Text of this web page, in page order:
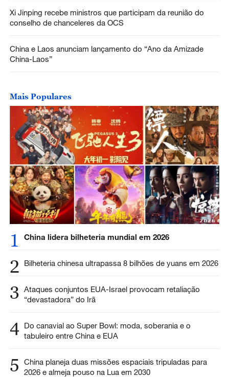
Xi Jinping recebe ministros que participam da reunião do
conselho de chanceleres da OCS
China e Laos anunciam lançamento do “Ano da Amizade
China-Laos”
Mais Populares
1 China lidera bilheteria mundial em 2026
2 Bilheteria chinesa ultrapassa 8 bilhões de yuans em 2026
3 Ataques conjuntos EUA-Israel provocam retaliação
“devastadora” do Irã
4 Do canavial ao Super Bowl: moda, soberania e o
tabuleiro entre China e EUA
5
China planeja duas missões espaciais tripuladas para
2026 e almeja pouso na Lua em 2030